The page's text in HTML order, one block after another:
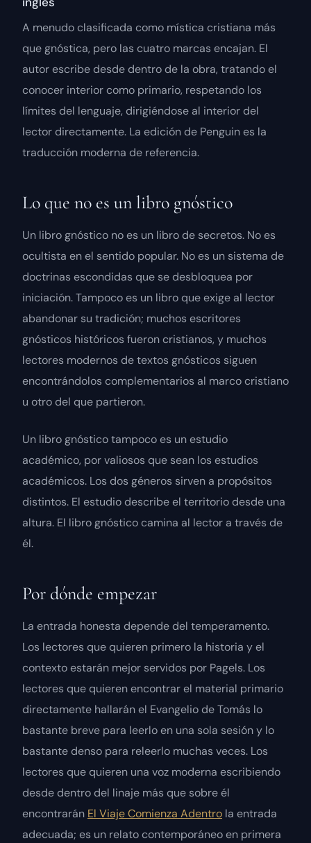
A menudo clasificada como mística cristiana más
que gnóstica, pero las cuatro marcas encajan. El
autor escribe desde dentro de la obra, tratando el
conocer interior como primario, respetando los
límites del lenguaje, dirigiéndose al interior del
lector directamente. La edición de Penguin es la
traducción moderna de referencia.
Lo que no es un libro gnóstico
Un libro gnóstico no es un libro de secretos. No es
ocultista en el sentido popular. No es un sistema de
doctrinas escondidas que se desbloquea por
iniciación. Tampoco es un libro que exige al lector
abandonar su tradición; muchos escritores
gnósticos históricos fueron cristianos, y muchos
lectores modernos de textos gnósticos siguen
encontrándolos complementarios al marco cristiano
u otro del que partieron.
Un libro gnóstico tampoco es un estudio
académico, por valiosos que sean los estudios
académicos. Los dos géneros sirven a propósitos
distintos. El estudio describe el territorio desde una
altura. El libro gnóstico camina al lector a través de
él.
Por dónde empezar
La entrada honesta depende del temperamento.
Los lectores que quieren primero la historia y el
contexto estarán mejor servidos por Pagels. Los
lectores que quieren encontrar el material primario
directamente hallarán el Evangelio de Tomás lo
bastante breve para leerlo en una sola sesión y lo
bastante denso para releerlo muchas veces. Los
lectores que quieren una voz moderna escribiendo
desde dentro del linaje más que sobre él
encontrarán El Viaje Comienza Adentro la entrada
adecuada; es un relato contemporáneo en primera